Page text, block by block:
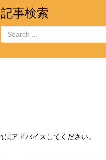
記事検索
アドバイスしてください。